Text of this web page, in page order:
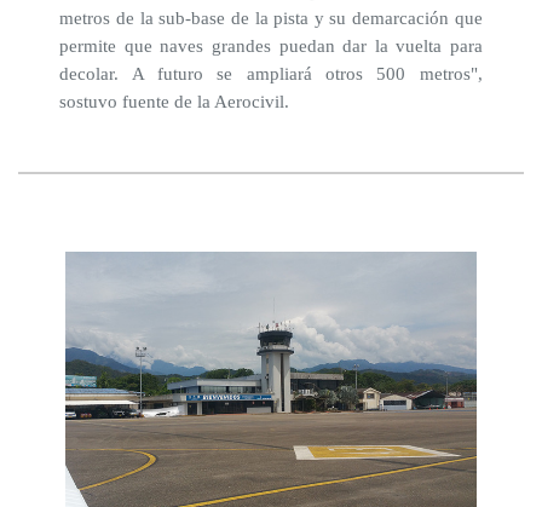
metros de la sub-base de la pista y su demarcación que
permite que naves grandes puedan dar la vuelta para
decolar. A futuro se ampliará otros 500 metros",
sostuvo fuente de la Aerocivil.